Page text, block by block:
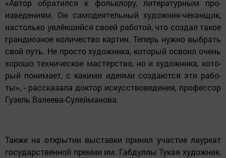
«Автор обратился к фольклору, литературным про­
изведениям. Он самодеятельный художник-чеканщик,
настолько увлёкшийся своей работой, что создал такое
грандиозное количество картин. Теперь нужно выбрать
свой путь. Не просто художника, который освоил очень
хорошо техническое мастерство, но и художника, кото­
рый понимает, с какими идеями создаются эти рабо­
ты», - рассказала доктор искусствоведения, профессор
Гузель Валеева-Сулейманова.
Также на открытии выставки принял участие ла­уреат
государственной премии им. Габдуллы Тукая художник,